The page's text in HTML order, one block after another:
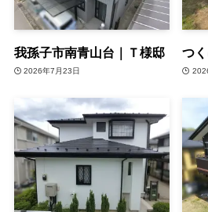
我孫子市南青山台｜Ｔ様邸
2026年7月23日
つ